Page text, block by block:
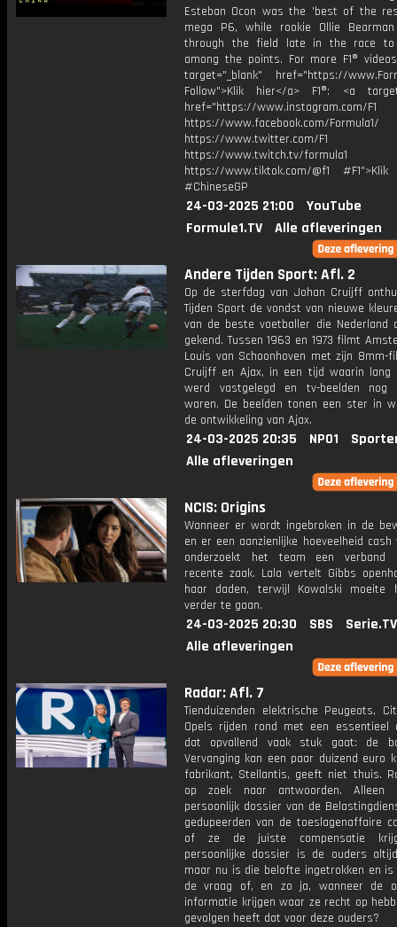
Esteban Ocon was the 'best of the
mega P6, while rookie Ollie
through the field late in the race
among the points. For more F1®
target="_blank" href="https://
Follow">Klik hier</a> F1®: <a
href="https://www.instagram.com/F1
https://www.facebook.com/Formula1/
https://www.twitter.com/F1
https://www.twitch.tv/formula1
https://www.tiktok.com/@f1
#ChineseGP
24-03-2025 21:00
YouTube
Formule1.TV
Alle afleveringen
Andere Tijden Sport: Afl. 2
Op de sterfdag van Johan Cruijff
Tijden Sport de vondst van nieuwe
van de beste voetballer die Nederland
gekend. Tussen 1963 en 1973 filmt
Louis van Schoonhoven met zijn 8mm-
Cruijff en Ajax, in een tijd waarin lang
werd vastgelegd en tv-beelden nog
waren. De beelden tonen een ster in
de ontwikkeling van Ajax.
24-03-2025 20:35 NPO1
Alle afleveringen
NCIS: Origins
Wanneer er wordt ingebroken in de
en er een aanzienlijke hoeveelheid cash
onderzoekt het team een ​​verband
recente zaak. Lala vertelt Gibbs
haar daden, terwijl Kowalski moeite
verder te gaan.
24-03-2025 20:30 SBS
Serie.TV
Alle afleveringen
Radar: Afl. 7
Tienduizenden elektrische Peugeots,
Opels rijden rond met een essentieel
dat opvallend vaak stuk gaat: de
Vervanging kan een paar duizend euro
fabrikant, Stellantis, geeft niet thuis.
op zoek naar antwoorden.
persoonlijk dossier van de
gedupeerden van de toeslagenaffaire
of ze de juiste compensatie
persoonlijke dossier is de ouders
maar nu is die belofte ingetrokken en
de vraag of, en zo ja, wanneer de
informatie krijgen waar ze recht op
gevolgen heeft dat voor deze ouders?